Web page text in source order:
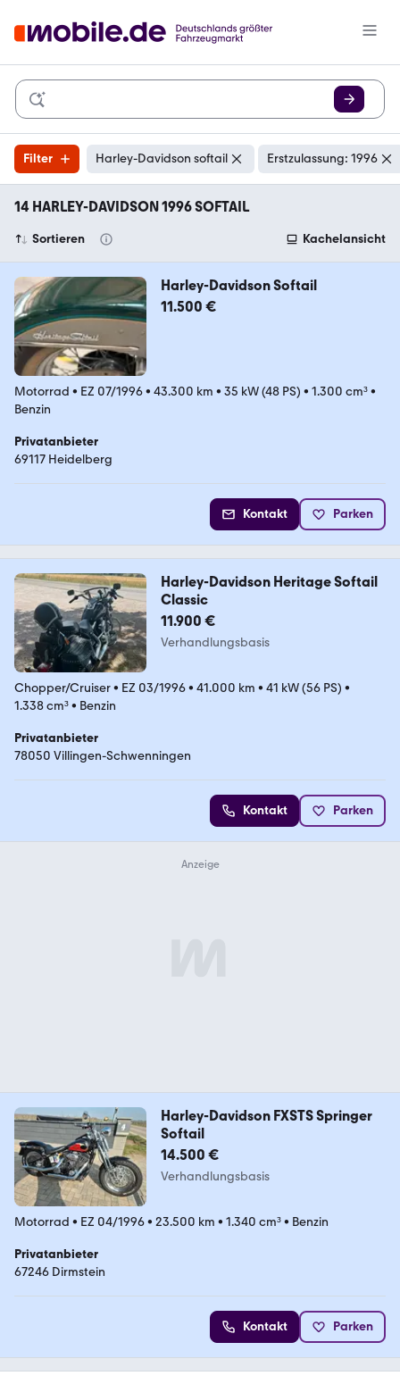
Filter Harley-Davidson softail Erstzulassung: 1996
14 HARLEY-DAVIDSON 1996 SOFTAIL
Sortieren Kachelansicht
Harley-Davidson Softail
11.500 €
Motorrad • EZ 07/1996• 43.300 km • 35 kW (48 PS) • 1.300 cm³•
Benzin
Privatanbieter
69117 Heidelberg
Kontakt Parken
Harley-Davidson Heritage Softail
Classic
11.900 €
Verhandlungsbasis
Chopper/Cruiser• EZ 03/1996• 41.000 km • 41 kW (56 PS) •
1.338 cm³• Benzin
Privatanbieter
78050 Villingen-Schwenningen
Kontakt Parken
Harley-Davidson FXSTS Springer
Softail
14.500 €
Verhandlungsbasis
Motorrad • EZ 04/1996• 23.500 km • 1.340 cm³• Benzin
Privatanbieter
67246 Dirmstein
Kontakt Parken